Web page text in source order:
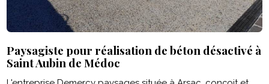
Paysagiste pour réalisation de béton désactivé à
Saint Aubin de Médoc